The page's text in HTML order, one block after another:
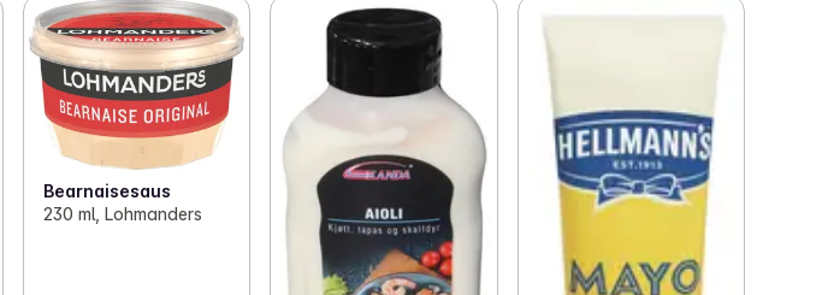
Bearnaisesaus
230 ml, Lohmanders